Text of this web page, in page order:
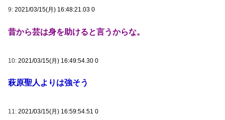
9: 2021/03/15(月) 16:48:21.03 0
昔から芸は身を助けると言うからな。
10: 2021/03/15(月) 16:49:54.30 0
萩原聖人よりは強そう
11: 2021/03/15(月) 16:59:54.51 0